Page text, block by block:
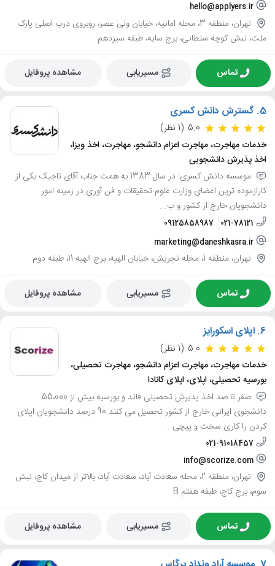
hello@applyers.ir
تهران، منطقه 3، محله امانیه، خیابان ولی عصر، روبروی درب اصلی پارک
ملت، نبش کوچه سلطانی، برج سایه، طبقه سیزدهم
تماس مسیریابی مشاهده پروفایل
5. گسترش دانش کسری
5.0 (1 نظر)
خدمات مهاجرت، مهاجرت اعزام دانشجو، مهاجرت، اخذ ویزا،
اخذ پذیرش دانشجویی
موسسه دانش کسری: در سال 1383 به همت جناب آقای تاجیک یکی از
کارازموده ترین اعضای وزارت علوم تحقیقات و فن آوری در زمینه امور
دانشجویان خارج از کشور و ب...
021-78121
09125858987
marketing@daneshkasra.ir
تهران، منطقه 1، محله تجریش، خیابان الهیه، برج الهیه 11، طبقه دوم
تماس مسیریابی مشاهده پروفایل
6. اپلای اسکورایز
5.0 (1 نظر)
خدمات مهاجرت، مهاجرت اعزام دانشجو، مهاجرت تحصیلی،
بورسیه تحصیلی، اپلای، اپلای کانادا
صفر تا صد اخذ پذیرش تحصیلی فاند و بورسیه بیش از 55،000
دانشجوی ایرانی خارج از کشور تحصیل می کنند 90 درصد دانشجویان اپلای
کردن را کاری سخت و پیچی...
021-91018457
info@scorize.com
تهران، منطقه 2، محله سعادت آباد، سعادت آباد، بالاتر از میدان کاج، نبش
سوم، برج کاج، طبقه هفتم B
تماس مسیریابی مشاهده پروفایل